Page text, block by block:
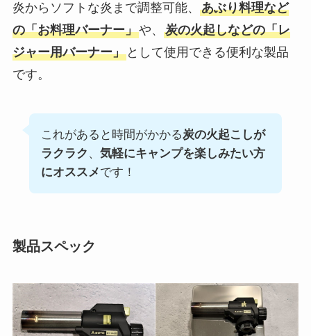
炎からソフトな炎まで調整可能、 あぶり料理など
の「お料理バーナー」や、 炭の火起しなどの「レ
ジャー用バーナー」として使用できる便利な製品
です。
これがあると時間がかかる炭の火起こしが
ラクラク 、 気軽にキャンプを楽しみたい方
にオススメです！
製品スペック